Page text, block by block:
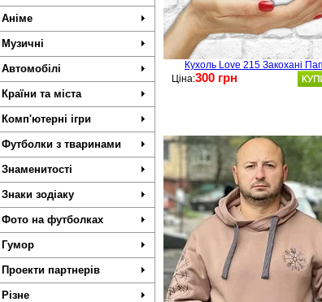
Аніме
Музичні
Автомобілі
Країни та міста
Комп'ютерні ігри
Футболки з тваринами
Знаменитості
Знаки зодіаку
Фото на футболках
Гумор
Проекти партнерів
Різне
Кухоль Love 215 Закохані
Ціна:300 грн